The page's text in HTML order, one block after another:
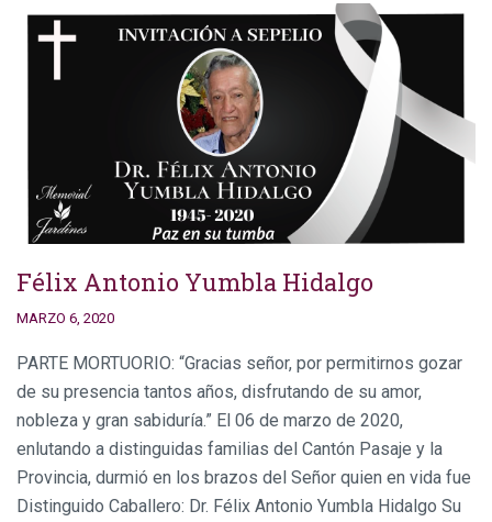
Félix Antonio Yumbla Hidalgo
MARZO 6, 2020
PARTE MORTUORIO: “Gracias señor, por permitirnos gozar
de su presencia tantos años, disfrutando de su amor,
nobleza y gran sabiduría.” El 06 de marzo de 2020,
enlutando a distinguidas familias del Cantón Pasaje y la
Provincia, durmió en los brazos del Señor quien en vida fue
Distinguido Caballero: Dr. Félix Antonio Yumbla Hidalgo Su